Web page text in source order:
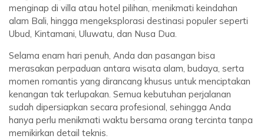
menginap di villa atau hotel pilihan, menikmati keindahan
alam Bali, hingga mengeksplorasi destinasi populer seperti
Ubud, Kintamani, Uluwatu, dan Nusa Dua.
Selama enam hari penuh, Anda dan pasangan bisa
merasakan perpaduan antara wisata alam, budaya, serta
momen romantis yang dirancang khusus untuk menciptakan
kenangan tak terlupakan. Semua kebutuhan perjalanan
sudah dipersiapkan secara profesional, sehingga Anda
hanya perlu menikmati waktu bersama orang tercinta tanpa
memikirkan detail teknis.